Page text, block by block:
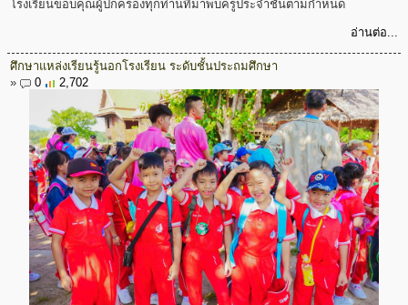
โรงเรียนขอบคุณผู้ปกครองทุกท่านที่มาพบครูประจำชั้นตามกำหนด
อ่านต่อ...
ศึกษาแหล่งเรียนรู้นอกโรงเรียน ระดับชั้นประถมศึกษา
»
0 2,702